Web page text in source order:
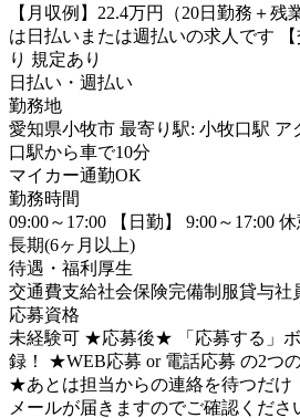
【月収例】22.4万円（20日勤務＋
は日払いまたは週払いの求人です
り 規定あり
日払い・週払い
勤務地
愛知県小牧市 最寄り駅: 小牧口駅 ア
口駅から車で10分
マイカー通勤OK
勤務時間
09:00～17:00 【日勤】 9:00～17:00
長期(6ヶ月以上)
待遇・福利厚生
交通費支給社会保険完備制服貸与社
応募資格
未経験可 ★応募後★ 「応募する」
録！ ★WEB応募 or 電話応募 の2つ
★あとは担当からの連絡を待つだ
メールが届きますのでご確認くださ